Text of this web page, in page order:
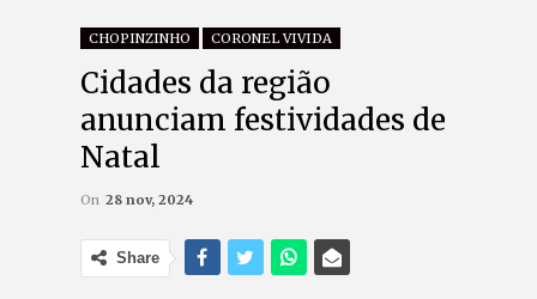
CHOPINZINHO CORONEL VIVIDA
Cidades da região
anunciam festividades de
Natal
On 28 nov, 2024
Share